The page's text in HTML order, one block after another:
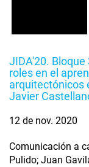
JIDA'20. Bloque
roles en el
arquitectónicos
Javier
12 de nov. 2020
Comunicación a
Pulido; Juan